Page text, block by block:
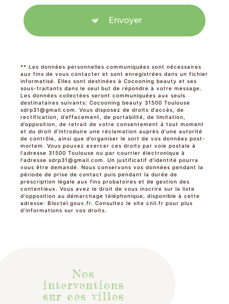
Envoyer
** Les données personnelles communiquées sont nécessaires
aux fins de vous contacter et sont enregistrées dans un fichier
informatisé. Elles sont destinées à Cocooning beauty et ses
sous-traitants dans le seul but de répondre à votre message.
Les données collectées seront communiquées aux seuls
destinataires suivants: Cocooning beauty 31500 Toulouse
sdrp31@gmail.com. Vous disposez de droits d’accès, de
rectification, d’effacement, de portabilité, de limitation,
d’opposition, de retrait de votre consentement à tout moment
et du droit d’introduire une réclamation auprès d’une autorité
de contrôle, ainsi que d’organiser le sort de vos données post-
mortem. Vous pouvez exercer ces droits par voie postale à
l'adresse 31500 Toulouse ou par courrier électronique à
l'adresse sdrp31@gmail.com. Un justificatif d'identité pourra
vous être demandé. Nous conservons vos données pendant la
période de prise de contact puis pendant la durée de
prescription légale aux fins probatoires et de gestion des
contentieux. Vous avez le droit de vous inscrire sur la liste
d'opposition au démarchage téléphonique, disponible à cette
adresse: Bloctel.gouv.fr. Consultez le site cnil.fr pour plus
d’informations sur vos droits.
Nos
interventions
sur ces villes